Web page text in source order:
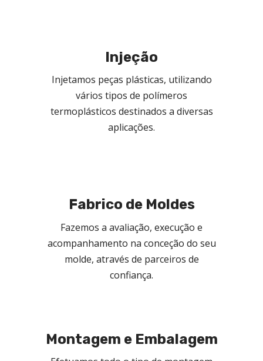
Injeção
Injetamos peças plásticas, utilizando
vários tipos de polímeros
termoplásticos destinados a diversas
aplicações.
Fabrico de Moldes
Fazemos a avaliação, execução e
acompanhamento na conceção do seu
molde, através de parceiros de
confiança.
Montagem e Embalagem